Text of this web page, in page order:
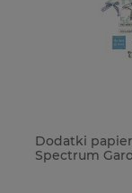
Dodatki
Spectrum